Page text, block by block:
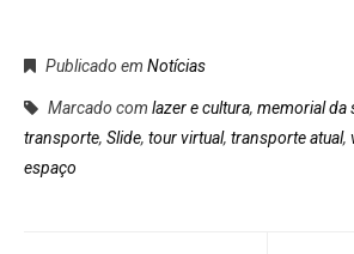
Publicado em Notícias
Marcado com lazer e cultura, memorial da
transporte, Slide, tour virtual, transporte atual,
espaço